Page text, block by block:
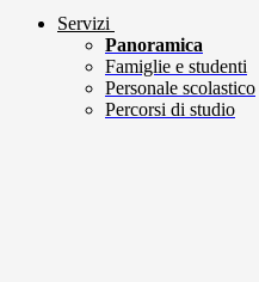
Servizi
Panoramica
Famiglie e studenti
Personale scolastico
Percorsi di studio